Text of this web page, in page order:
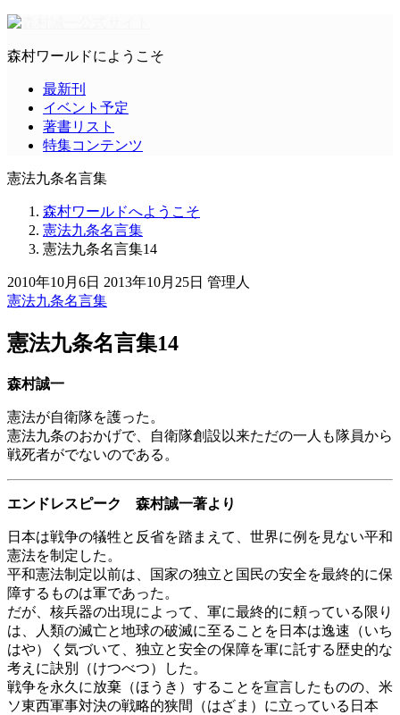
森村ワールドにようこそ
最新刊
イベント予定
著書リスト
特集コンテンツ
憲法九条名言集
森村ワールドへようこそ
憲法九条名言集
憲法九条名言集14
2010年10月6日 2013年10月25日 管理人
憲法九条名言集
憲法九条名言集14
森村誠一
憲法が自衛隊を護った。
憲法九条のおかげで、自衛隊創設以来ただの一人も隊員から
戦死者がでないのである。
エンドレスピーク 森村誠一著より
日本は戦争の犠牲と反省を踏まえて、世界に例を見ない平和
憲法を制定した。
平和憲法制定以前は、国家の独立と国民の安全を最終的に保
障するものは軍であった。
だが、核兵器の出現によって、軍に最終的に頼っている限り
は、人類の滅亡と地球の破滅に至ることを日本は逸速（いち
はや）く気づいて、独立と安全の保障を軍に託する歴史的な
考えに訣別（けつべつ）した。
戦争を永久に放棄（ほうき）することを宣言したものの、米
ソ東西軍事対決の戦略的狭間（はざま）に立っている日本